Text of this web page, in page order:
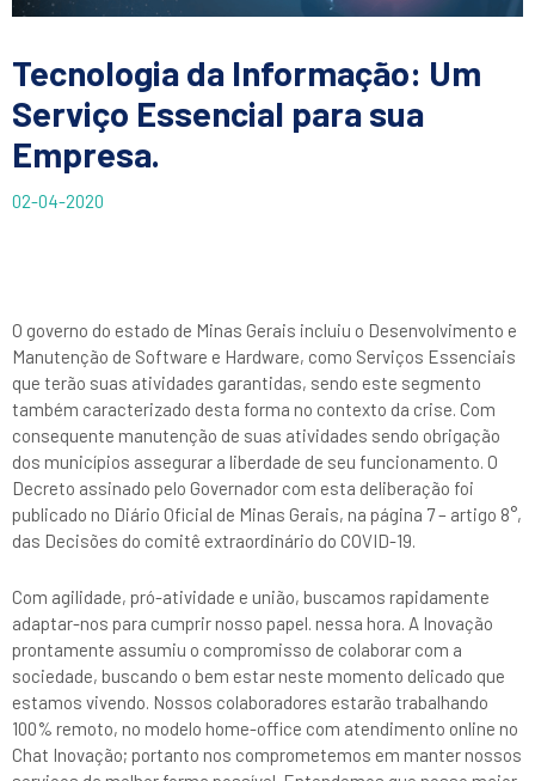
Tecnologia da Informação: Um
Serviço Essencial para sua
Empresa.
02-04-2020
O governo do estado de Minas Gerais incluiu o Desenvolvimento e
Manutenção de Software e Hardware, como Serviços Essenciais
que terão suas atividades garantidas, sendo este segmento
também caracterizado desta forma no contexto da crise. Com
consequente manutenção de suas atividades sendo obrigação
dos municípios assegurar a liberdade de seu funcionamento. O
Decreto assinado pelo Governador com esta deliberação foi
publicado no Diário Oficial de Minas Gerais, na página 7 – artigo 8°,
das Decisões do comitê extraordinário do COVID-19.
Com agilidade, pró-atividade e união, buscamos rapidamente
adaptar-nos para cumprir nosso papel. nessa hora. A Inovação
prontamente assumiu o compromisso de colaborar com a
sociedade, buscando o bem estar neste momento delicado que
estamos vivendo. Nossos colaboradores estarão trabalhando
100% remoto, no modelo home-office com atendimento online no
Chat Inovação; portanto nos comprometemos em manter nossos